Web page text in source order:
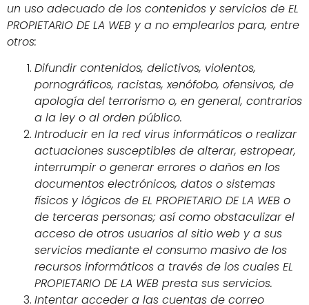
un uso adecuado de los contenidos y servicios de EL
PROPIETARIO DE LA WEB y a no emplearlos para, entre
otros:
Difundir contenidos, delictivos, violentos,
pornográficos, racistas, xenófobo, ofensivos, de
apología del terrorismo o, en general, contrarios
a la ley o al orden público.
Introducir en la red virus informáticos o realizar
actuaciones susceptibles de alterar, estropear,
interrumpir o generar errores o daños en los
documentos electrónicos, datos o sistemas
físicos y lógicos de EL PROPIETARIO DE LA WEB o
de terceras personas; así como obstaculizar el
acceso de otros usuarios al sitio web y a sus
servicios mediante el consumo masivo de los
recursos informáticos a través de los cuales EL
PROPIETARIO DE LA WEB presta sus servicios.
Intentar acceder a las cuentas de correo